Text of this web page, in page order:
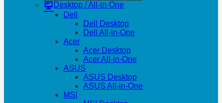
Desktop / All-in-One
Dell
Dell Desktop
Dell All-in-One
Acer
Acer Desktop
Acer All-in-One
ASUS
ASUS Desktop
ASUS All-in-One
MSI